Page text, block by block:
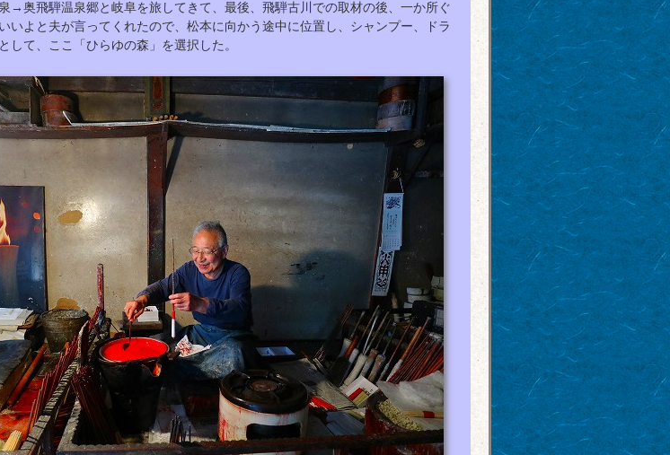
→奥飛騨温泉郷と岐阜を旅してきて、最後、飛騨古川での取材の後、一か所ぐ
いよと夫が言ってくれたので、松本に向かう途中に位置し、シャンプー、ドラ
して、ここ「ひらゆの森」を選択した。